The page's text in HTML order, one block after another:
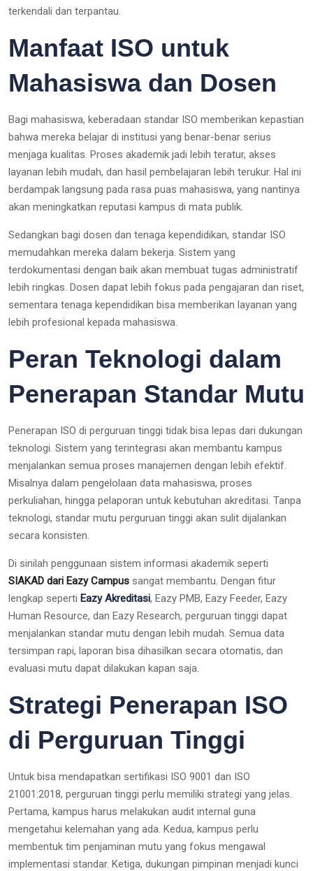
terkendali dan terpantau.
Manfaat ISO untuk
Mahasiswa dan Dosen
Bagi mahasiswa, keberadaan standar ISO memberikan kepastian
bahwa mereka belajar di institusi yang benar-benar serius
menjaga kualitas. Proses akademik jadi lebih teratur, akses
layanan lebih mudah, dan hasil pembelajaran lebih terukur. Hal ini
berdampak langsung pada rasa puas mahasiswa, yang nantinya
akan meningkatkan reputasi kampus di mata publik.
Sedangkan bagi dosen dan tenaga kependidikan, standar ISO
memudahkan mereka dalam bekerja. Sistem yang
terdokumentasi dengan baik akan membuat tugas administratif
lebih ringkas. Dosen dapat lebih fokus pada pengajaran dan riset,
sementara tenaga kependidikan bisa memberikan layanan yang
lebih profesional kepada mahasiswa.
Peran Teknologi dalam
Penerapan Standar Mutu
Penerapan ISO di perguruan tinggi tidak bisa lepas dari dukungan
teknologi. Sistem yang terintegrasi akan membantu kampus
menjalankan semua proses manajemen dengan lebih efektif.
Misalnya dalam pengelolaan data mahasiswa, proses
perkuliahan, hingga pelaporan untuk kebutuhan akreditasi. Tanpa
teknologi, standar mutu perguruan tinggi akan sulit dijalankan
secara konsisten.
Di sinilah penggunaan sistem informasi akademik seperti
SIAKAD dari Eazy Campus sangat membantu. Dengan fitur
lengkap seperti Eazy Akreditasi, Eazy PMB, Eazy Feeder, Eazy
Human Resource, dan Eazy Research, perguruan tinggi dapat
menjalankan standar mutu dengan lebih mudah. Semua data
tersimpan rapi, laporan bisa dihasilkan secara otomatis, dan
evaluasi mutu dapat dilakukan kapan saja.
Strategi Penerapan ISO
di Perguruan Tinggi
Untuk bisa mendapatkan sertifikasi ISO 9001 dan ISO
21001:2018, perguruan tinggi perlu memiliki strategi yang jelas.
Pertama, kampus harus melakukan audit internal guna
mengetahui kelemahan yang ada. Kedua, kampus perlu
membentuk tim penjaminan mutu yang fokus mengawal
implementasi standar. Ketiga, dukungan pimpinan menjadi kunci